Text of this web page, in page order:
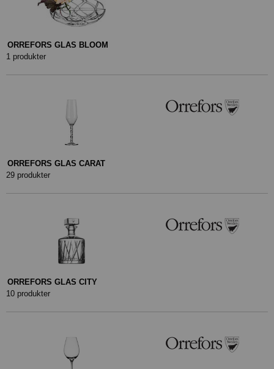
ORREFORS GLAS BLOOM
1 produkter
ORREFORS GLAS CARAT
29 produkter
ORREFORS GLAS CITY
10 produkter